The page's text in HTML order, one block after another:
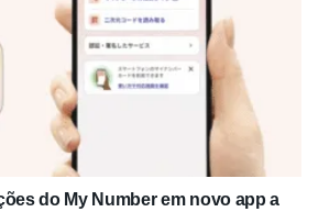
do My Number em novo app a